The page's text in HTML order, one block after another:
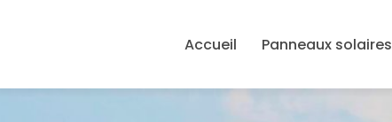
Accueil
Panneaux solaires